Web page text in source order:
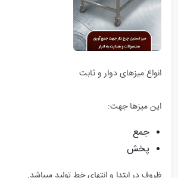
انواع میزهای دوار و ثابت
این میزها جهت:
جمع
پخش